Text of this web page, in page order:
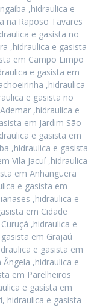
,hidraulica e
na Raposo Tavares
e gasista no
,hidraulica e gasista
em Campo Limpo
e gasista em
,hidraulica
e gasista no
,hidraulica e
em Jardim São
e gasista em
,hidraulica e gasista
Vila Jacuí ,hidraulica
em Anhangüera
e gasista em
,hidraulica e
em Cidade
,hidraulica e
em Grajaú
e gasista em
,hidraulica e
em Parelheiros
e gasista em
hidraulica e gasista